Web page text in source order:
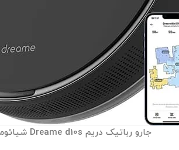
جارو رباتیک دریم Dreame d10s شیائومی